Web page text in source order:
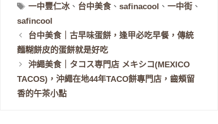
標
籤
一中豐仁冰、 台中美食、safinacool 、一中街 、
safincool
台中美食｜古早味蛋餅，逢甲必吃早餐，傳統
麵糊餅皮的蛋餅就是好吃
沖繩美食｜タコス専門店 メキシコ(MEXICO
TACOS)，沖繩在地44年TACO餅專門店，齒頰留
香的午茶小點